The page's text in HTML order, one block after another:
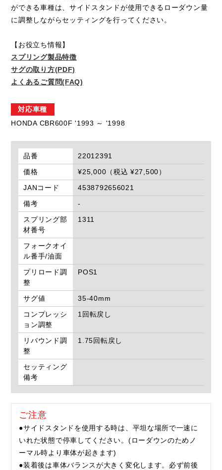
ができる車種は、サイドスタンドが使用できるローダウン量
に調整しながらセッティングを行ってください。
【お役立ち情報】
スプリング製品特徴
サグの取り方(PDF)
よくあるご質問(FAQ)
対応車種
HONDA CBR600F '1993 ～ '1998
品番
22012391
価格
¥25,000（税込 ¥27,500）
JANコード
4538792656021
備考
-
スプリング部
材番号
1311
フォークオイ
ル番手/油面
プリロード調
整
POS1
サグ値
35-40mm
コンプレッシ
ョン調整
1回転戻し
リバウンド調
整
1.75回転戻し
セッティング
備考
ご注意
●サイドスタンドを使用する時は、平坦な場所で一速に
いれた状態で停車してください。(ローダウンのためノ
ーマル時より車体が起きます)
●装着後は車体バランスが大きく変化します。必ず前後